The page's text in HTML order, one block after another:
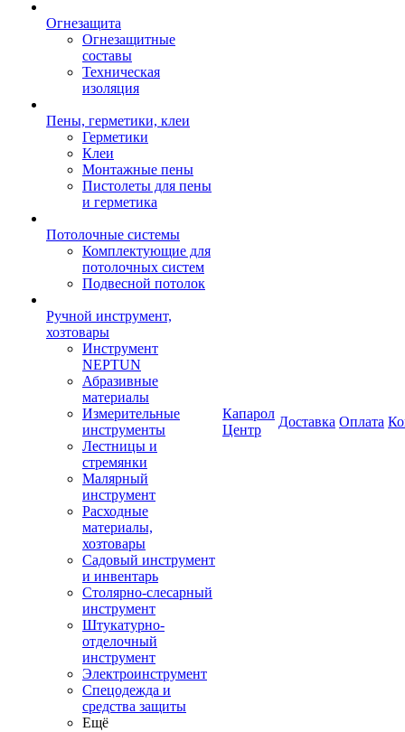
Огнезащита
Огнезащитные
составы
Техническая
изоляция
Пены, герметики, клеи
Герметики
Клеи
Монтажные пены
Пистолеты для пены
и герметика
Потолочные системы
Комплектующие для
потолочных систем
Подвесной потолок
Ручной инструмент,
хозтовары
Инструмент
NEPTUN
Абразивные
материалы
Измерительные
инструменты
Лестницы и
стремянки
Малярный
инструмент
Расходные
материалы,
хозтовары
Садовый инструмент
и инвентарь
Столярно-слесарный
инструмент
Штукатурно-
отделочный
инструмент
Электроинструмент
Спецодежда и
средства защиты
Ещё
Капарол
Центр
Доставка Оплата